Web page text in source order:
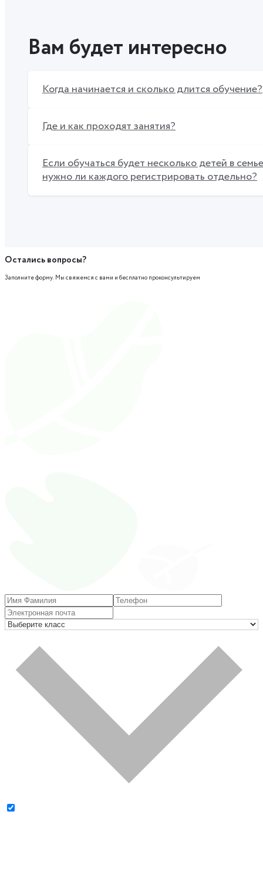
Вам будет интересно
Когда начинается и сколько длится обучение?
Где и как проходят занятия?
Если обучаться будет несколько детей в
нужно ли каждого регистрировать отдельно?
Остались вопросы?
Заполните форму. Мы свяжемся с вами и бесплатно проконсультируем